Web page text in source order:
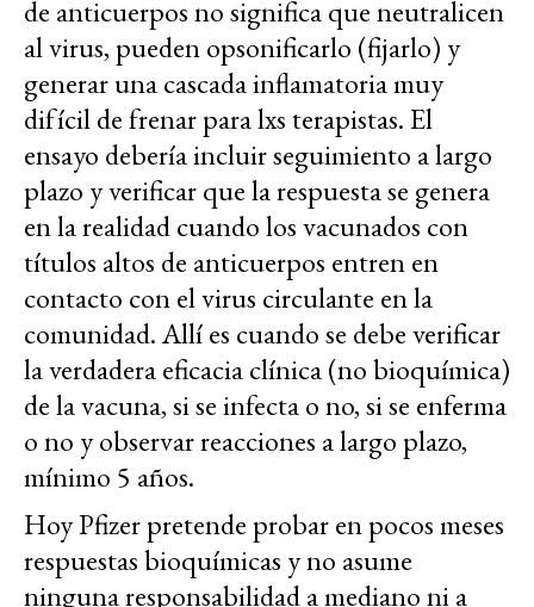
de anticuerpos no significa que neutralicen
al virus, pueden opsonificarlo (fijarlo) y
generar una cascada inflamatoria muy
difícil de frenar para lxs terapistas. El
ensayo debería incluir seguimiento a largo
plazo y verificar que la respuesta se genera
en la realidad cuando los vacunados con
títulos altos de anticuerpos entren en
contacto con el virus circulante en la
comunidad. Allí es cuando se debe verificar
la verdadera eficacia clínica (no bioquímica)
de la vacuna, si se infecta o no, si se enferma
o no y observar reacciones a largo plazo,
mínimo 5 años.
Hoy Pfizer pretende probar en pocos meses
respuestas bioquímicas y no asume
ninguna responsabilidad a mediano ni a